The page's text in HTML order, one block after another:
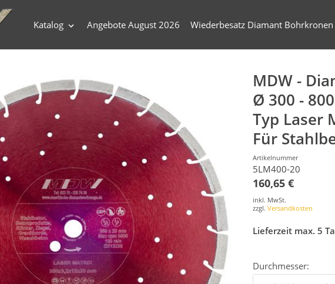
Katalog Angebote August 2026 Wiederbesatz Diamant Bohrkronen
MDW -
Ø 300 -
Typ Laser
Für
Artikelnummer
5LM400-20
160,65 €
inkl. MwSt.
zzgl. Versandkosten
Lieferzeit max. 5
Durchmesser: